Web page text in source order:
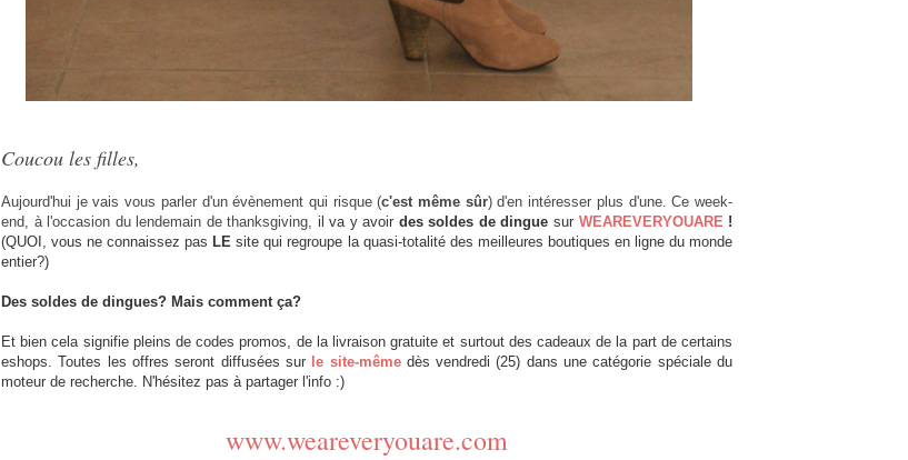
Coucou les filles,
Aujourd'hui je vais vous parler d'un évènement qui risque (c'est même sûr) d'en intéresser plus d'une. Ce week-
end, à l'occasion du lendemain de thanksgiving, il va y avoir des soldes de dingue sur WEAREVERYOUARE!
(QUOI, vous ne connaissez pas LE site qui regroupe la quasi-totalité des meilleures boutiques en ligne du monde
entier?)
Des soldes de dingues? Mais comment ça?
Et bien cela signifie pleins de codes promos, de la livraison gratuite et surtout des cadeaux de la part de certains
eshops.Toutes les offres seront diffusées sur le site-mêmedès vendredi (25) dans une catégorie spéciale du
moteur de recherche. N'hésitez pas à partager l'info :)
www.weareveryouare.com